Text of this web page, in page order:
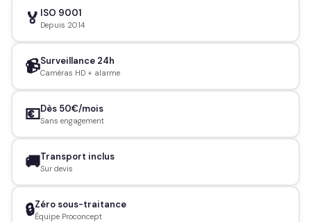
🏅 ISO 9001
Depuis 2014
📹Surveillance 24h
Caméras HD + alarme
💶Dès 50€/mois
Sans engagement
🚚Transport inclus
Sur devis
🔒Zéro sous-traitance
Équipe Proconcept